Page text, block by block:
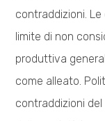
contraddizioni.
limite di non
produttiva
come alleato.
contraddizioni